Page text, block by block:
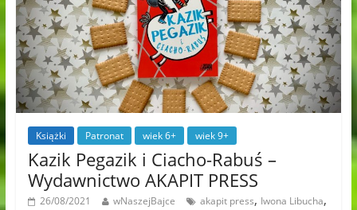
Książki Patronat wiek 6+ wiek 9+
Kazik Pegazik i Ciacho-Rabuś –
Wydawnictwo AKAPIT PRESS
26/08/2021 wNaszejBajce akapit press, Iwona Libucha,